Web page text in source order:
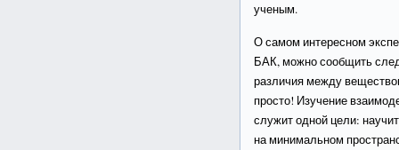
ученым.
О самом интересном
БАК, можно сообщить
различия между
просто! Изучение
служит одной цели:
на минимальном